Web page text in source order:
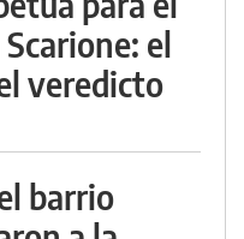
Scarione: el
veredicto
barrio